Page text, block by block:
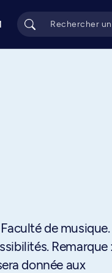
de musique.
Remarque
donnée aux